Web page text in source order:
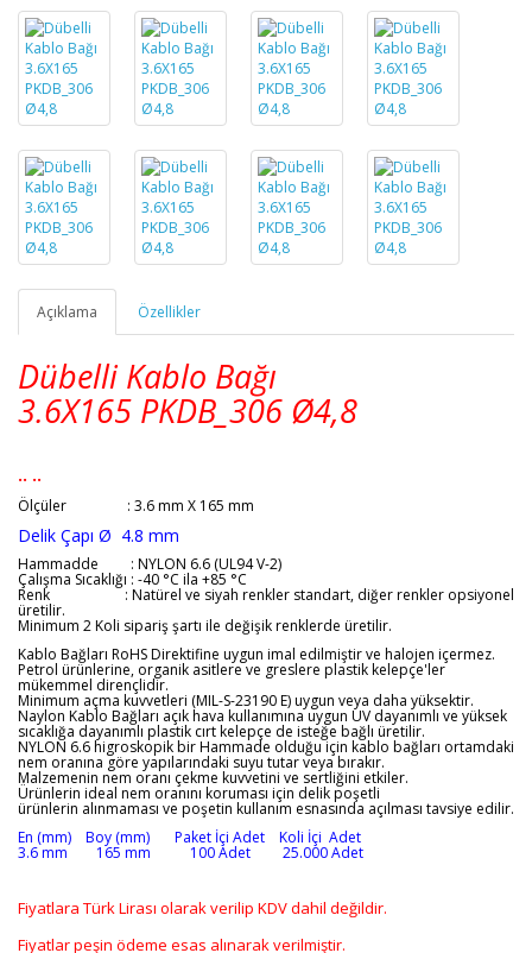
Açıklama Özellikler
Dübelli Kablo Bağı
3.6X165 PKDB_306 Ø4,8
.. ..
Ölçüler : 3.6 mm X 165 mm
Delik Çapı Ø 4.8 mm
Hammadde : NYLON 6.6 (UL94 V-2)
Çalışma Sıcaklığı : -40 °C ila +85 °C
Renk : Natürel ve siyah renkler standart, diğer renkler opsiyonel
üretilir.
Minimum 2 Koli sipariş şartı ile değişik renklerde üretilir.
Kablo Bağları RoHS Direktifine uygun imal edilmiştir ve halojen içermez.
Petrol ürünlerine, organik asitlere ve greslere plastik kelepçe'ler
mükemmel dirençlidir.
Minimum açma kuvvetleri (MIL-S-23190 E) uygun veya daha yüksektir.
Naylon Kablo Bağları açık hava kullanımına uygun UV dayanımlı ve yüksek
sıcaklığa dayanımlı plastik cırt kelepçe de isteğe bağlı üretilir.
NYLON 6.6 higroskopik bir Hammade olduğu için kablo bağları ortamdaki
nem oranına göre yapılarındaki suyu tutar veya bırakır.
Malzemenin nem oranı çekme kuvvetini ve sertliğini etkiler.
Ürünlerin ideal nem oranını koruması için delik poşetli
ürünlerin alınmaması ve poşetin kullanım esnasında açılması tavsiye edilir.
En (mm) Boy (mm) Paket İçi Adet Koli İçi Adet
3.6 mm 165 mm 100 Adet 25.000 Adet
Fiyatlara Türk Lirası olarak verilip KDV dahil değildir.
Fiyatlar peşin ödeme esas alınarak verilmiştir.